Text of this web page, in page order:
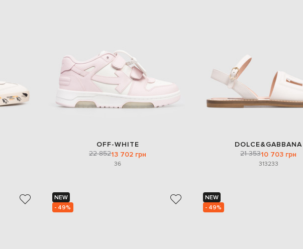
OFF-WHITE
22 85213 702 грн
36
DOLCE&GABBANA
21 35310 703 грн
313233
NEW
- 49%
NEW
- 49%